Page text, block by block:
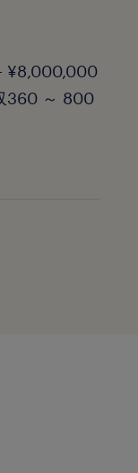
¥8,000,000
360 ～ 800